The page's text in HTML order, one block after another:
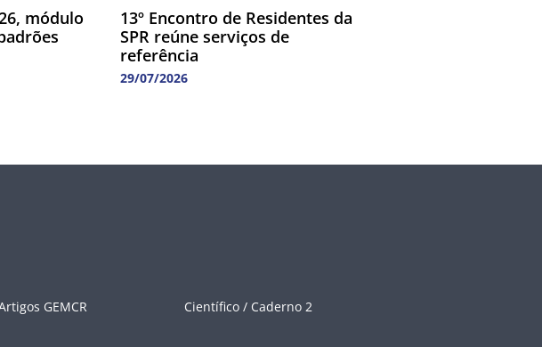
módulo
13º Encontro de Residentes da
SPR reúne serviços de
referência
29/07/2026
GEMCR Científico / Caderno 2